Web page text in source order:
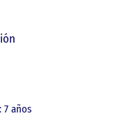
7 años